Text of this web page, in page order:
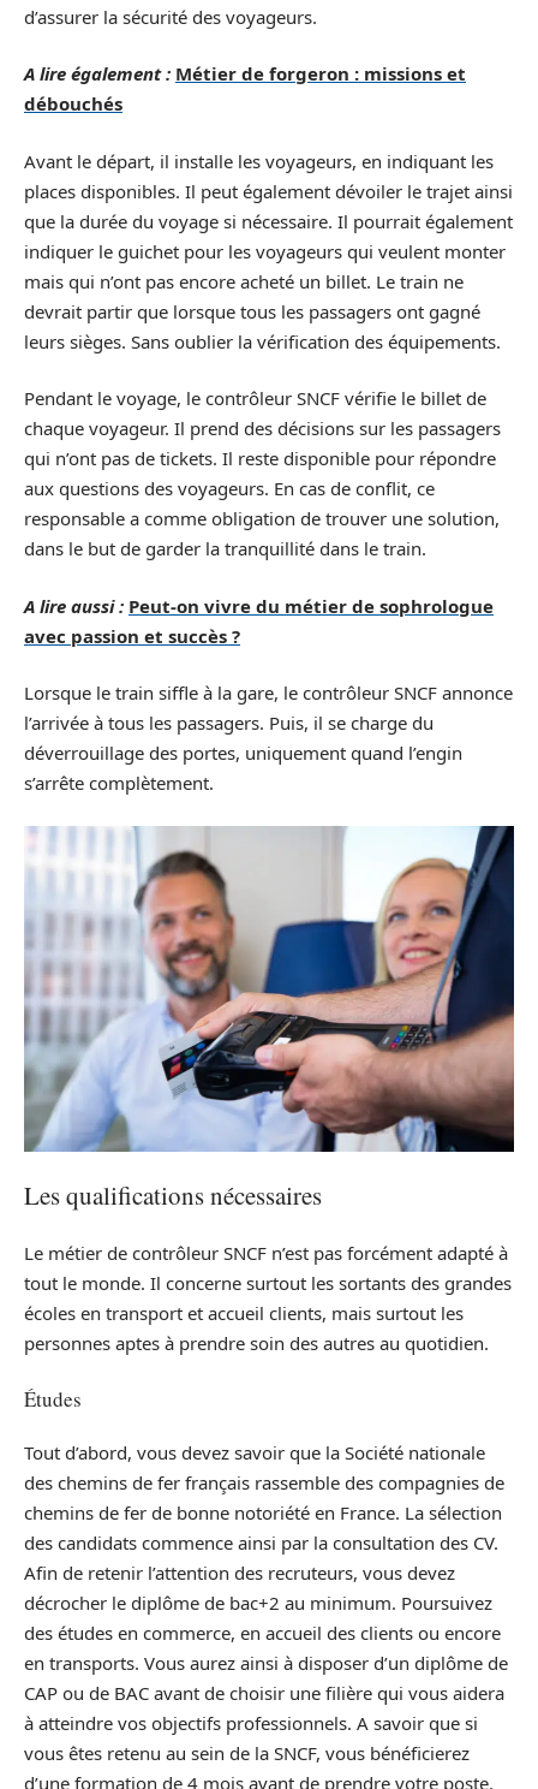
d’assurer la sécurité des voyageurs.
A lire également : Métier de forgeron : missions et
débouchés
Avant le départ, il installe les voyageurs, en indiquant les
places disponibles. Il peut également dévoiler le trajet ainsi
que la durée du voyage si nécessaire. Il pourrait également
indiquer le guichet pour les voyageurs qui veulent monter
mais qui n’ont pas encore acheté un billet. Le train ne
devrait partir que lorsque tous les passagers ont gagné
leurs sièges. Sans oublier la vérification des équipements.
Pendant le voyage, le contrôleur SNCF vérifie le billet de
chaque voyageur. Il prend des décisions sur les passagers
qui n’ont pas de tickets. Il reste disponible pour répondre
aux questions des voyageurs. En cas de conflit, ce
responsable a comme obligation de trouver une solution,
dans le but de garder la tranquillité dans le train.
A lire aussi : Peut-on vivre du métier de sophrologue
avec passion et succès ?
Lorsque le train siffle à la gare, le contrôleur SNCF annonce
l’arrivée à tous les passagers. Puis, il se charge du
déverrouillage des portes, uniquement quand l’engin
s’arrête complètement.
Les qualifications nécessaires
Le métier de contrôleur SNCF n’est pas forcément adapté à
tout le monde. Il concerne surtout les sortants des grandes
écoles en transport et accueil clients, mais surtout les
personnes aptes à prendre soin des autres au quotidien.
Études
Tout d’abord, vous devez savoir que la Société nationale
des chemins de fer français rassemble des compagnies de
chemins de fer de bonne notoriété en France. La sélection
des candidats commence ainsi par la consultation des CV.
Afin de retenir l’attention des recruteurs, vous devez
décrocher le diplôme de bac+2 au minimum. Poursuivez
des études en commerce, en accueil des clients ou encore
en transports. Vous aurez ainsi à disposer d’un diplôme de
CAP ou de BAC avant de choisir une filière qui vous aidera
à atteindre vos objectifs professionnels. A savoir que si
vous êtes retenu au sein de la SNCF, vous bénéficierez
d’une formation de 4 mois avant de prendre votre poste.